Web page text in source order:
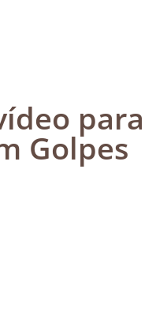
para
Golpes